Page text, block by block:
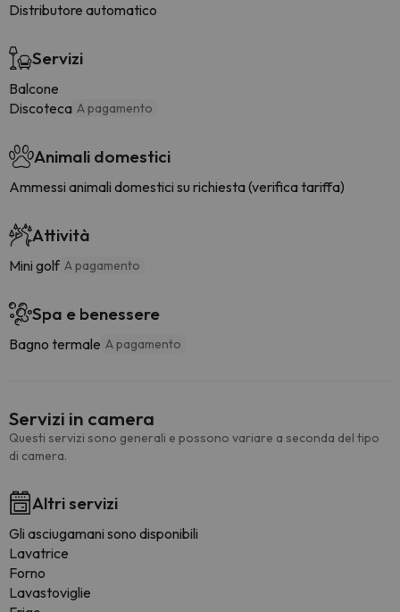
Distributore automatico
Servizi
Balcone
Discoteca A pagamento
Animali domestici
Ammessi animali domestici su richiesta (verifica tariffa)
Attività
Mini golf A pagamento
Spa e benessere
Bagno termale A pagamento
Servizi in camera
Questi servizi sono generali e possono variare a seconda del tipo
di camera.
Altri servizi
Gli asciugamani sono disponibili
Lavatrice
Forno
Lavastoviglie